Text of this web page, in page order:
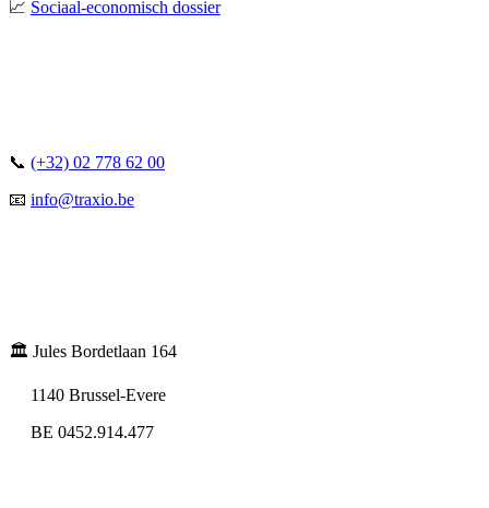
📈 Sociaal-economisch dossier
📞 (+32) 02 778 62 00
📧 info@traxio.be
🏛️ Jules Bordetlaan 164
1140 Brussel-Evere
BE 0452.914.477